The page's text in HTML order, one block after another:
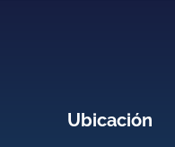
Ubicación